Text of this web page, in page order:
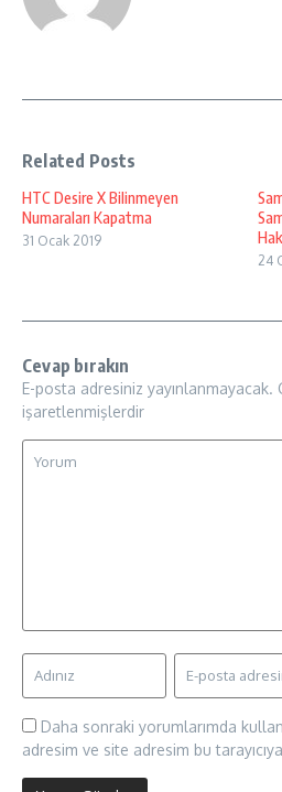
Related Posts
HTC Desire X Bilinmeyen
Numaraları Kapatma
31 Ocak 2019
24
Cevap bırakın
E-posta adresiniz yayınlanmayacak.
işaretlenmişlerdir
Daha sonraki yorumlarımda
adresim ve site adresim bu